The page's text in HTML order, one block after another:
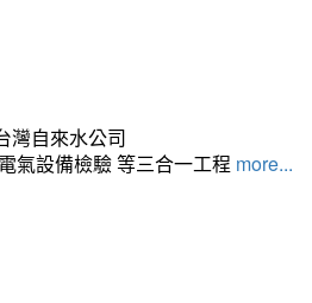
灣自來水公司
氣設備檢驗 等三合一工程 more...